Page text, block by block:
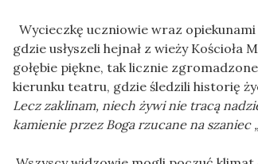
Wycieczkę uczniowie wraz
gdzie usłyszeli hejnał z wieży
gołębie piękne, tak licznie
kierunku teatru, gdzie śledzili historię
Lecz zaklinam, niech żywi nie tracą
kamienie przez Boga rzucane na szaniec „